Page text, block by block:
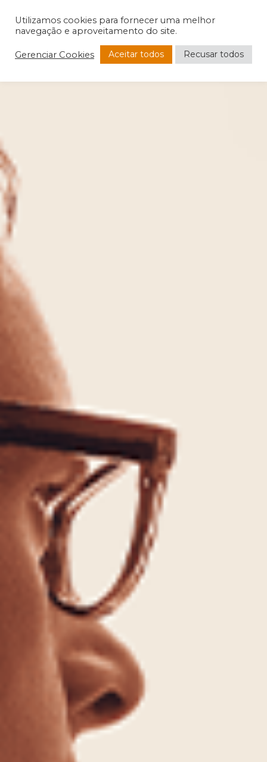
Utilizamos cookies para fornecer uma melhor
navegação e aproveitamento do site.
Gerenciar Cookies Aceitar todos Recusar todos